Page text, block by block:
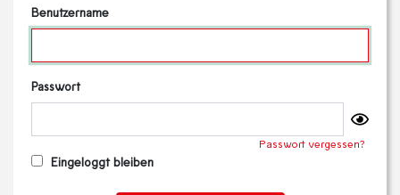
Benutzername
Passwort
Passwort vergessen?
Eingeloggt bleiben